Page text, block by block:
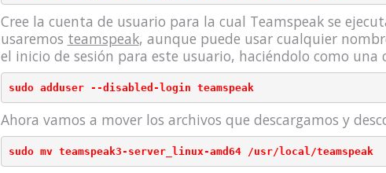
Cree la cuenta de usuario para la cual Teamspeak se
usaremos teamspeak, aunque puede usar cualquier
el inicio de sesión para este usuario, haciéndolo como una
Ahora vamos a mover los archivos que descargamos y
sudo mv teamspeak3-server_linux-amd64 /usr/local/teamspeak